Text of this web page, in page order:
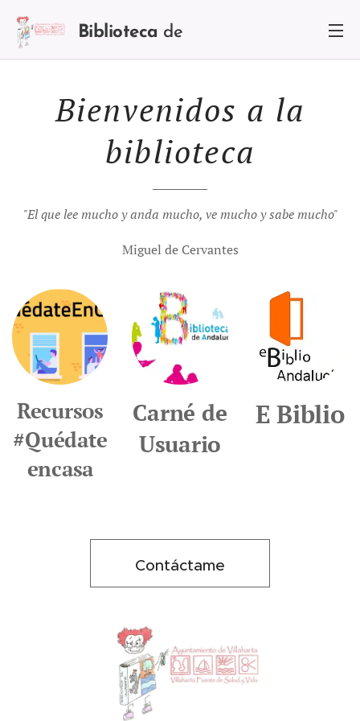
Biblioteca de
Villaharta
Bienvenidos a la
biblioteca
"El que lee mucho y anda mucho, ve mucho y sabe mucho"
Miguel de Cervantes
Recursos
#Quédate
encasa
Carné de
Usuario
E Biblio
Contáctame